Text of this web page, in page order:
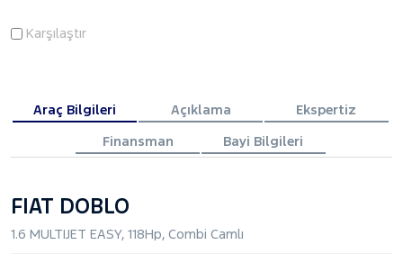
Karşılaştır
Araç Bilgileri Açıklama
Ekspertiz
Finansman
Bayi Bilgileri
FIAT DOBLO
1.6 MULTIJET EASY, 118Hp, Combi Camlı